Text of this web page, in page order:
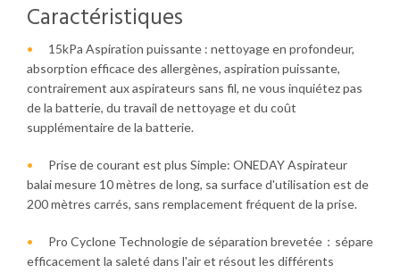
Caractéristiques
15kPa Aspiration puissante : nettoyage en profondeur,
absorption efficace des allergènes, aspiration puissante,
contrairement aux aspirateurs sans fil, ne vous inquiétez pas
de la batterie, du travail de nettoyage et du coût
supplémentaire de la batterie.
Prise de courant est plus Simple: ONEDAY Aspirateur
balai mesure 10 mètres de long, sa surface d'utilisation est de
200 mètres carrés, sans remplacement fréquent de la prise.
Pro Cyclone Technologie de séparation brevetée：sépare
efficacement la saleté dans l'air et résout les différents